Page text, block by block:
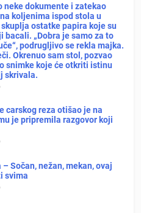
neke dokumente i zatekao
koljenima ispod stola u
ostatke papira koje su
„Dobra je samo za to
podrugljivo se rekla majka.
Okrenuo sam stol, pozvao
snimke koje će otkriti istinu
skrivala.
carskog reza otišao je na
je pripremila razgovor koji
Sočan, nežan, mekan, ovaj
svima